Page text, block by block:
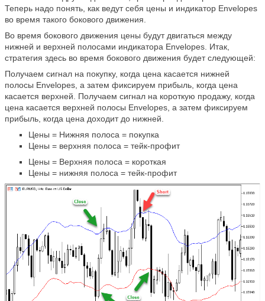
Теперь надо понять, как ведут себя цены и индикатор Envelopes
во время такого бокового движения.
Во время бокового движения цены будут двигаться между
нижней и верхней полосами индикатора Envelopes. Итак,
стратегия здесь во время бокового движения будет следующей:
Получаем сигнал на покупку, когда цена касается нижней
полосы Envelopes, а затем фиксируем прибыль, когда цена
касается верхней. Получаем сигнал на короткую продажу, когда
цена касается верхней полосы Envelopes, а затем фиксируем
прибыль, когда цена доходит до нижней.
Цены = Нижняя полоса = покупка
Цены = верхняя полоса = тейк-профит
Цены = Верхняя полоса = короткая
Цены = нижняя полоса = тейк-профит